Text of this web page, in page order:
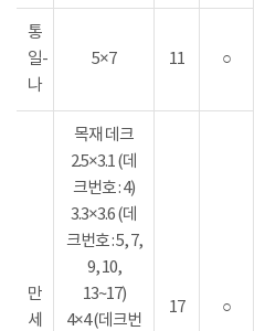
통
일-
나
5×7 11 ○
만
세
목재 데크
2.5×3.1 (데
크번호 : 4)
3.3×3.6 (데
크번호 : 5, 7,
9, 10,
13~17)
4×4 (데크번
17 ○